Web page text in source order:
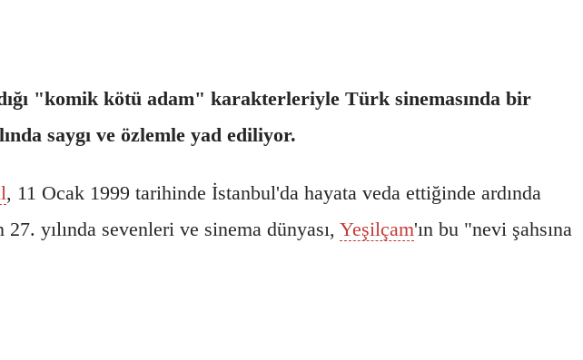
"komik kötü adam" karakterleriyle Türk sinemasında bir
saygı ve özlemle yad ediliyor.
, 11 Ocak 1999 tarihinde İstanbul'da hayata veda ettiğinde ardında
yılında sevenleri ve sinema dünyası, Yeşilçam'ın bu "nevi şahsına